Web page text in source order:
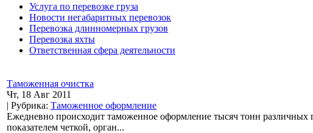
Услуга по перевозке груза
Новости негабаритных перевозок
Перевозка длинномерных грузов
Перевозка яхты
Ответственная сфера деятельности
Таможенная очистка
Чт, 18 Авг 2011
| Рубрика: Таможенное оформление
Ежедневно происходит таможенное оформление тысяч тонн
показателем четкой, орган...